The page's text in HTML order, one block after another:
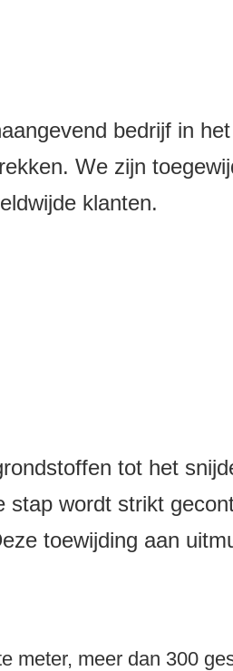
bedrijf in
We zijn
klanten.
tot het
wordt strikt
toewijding aan
meter, meer dan 300